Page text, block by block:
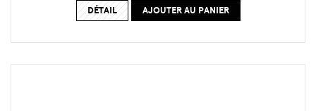
DÉTAIL AJOUTER AU PANIER